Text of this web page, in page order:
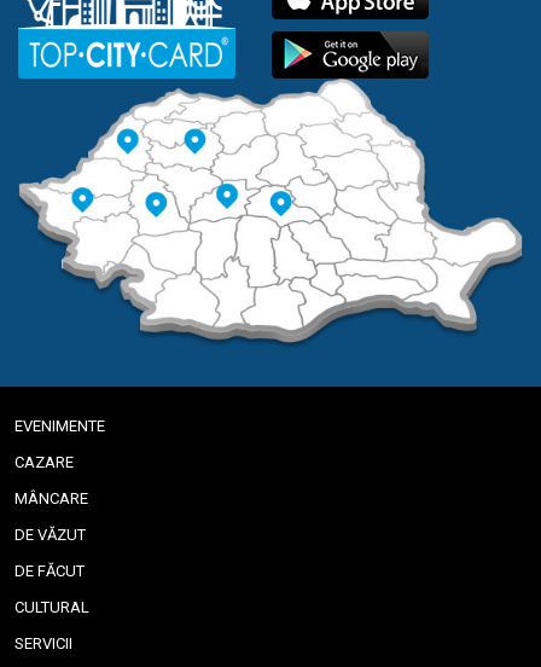
EVENIMENTE
CAZARE
MÂNCARE
DE VĂZUT
DE FĂCUT
CULTURAL
SERVICII